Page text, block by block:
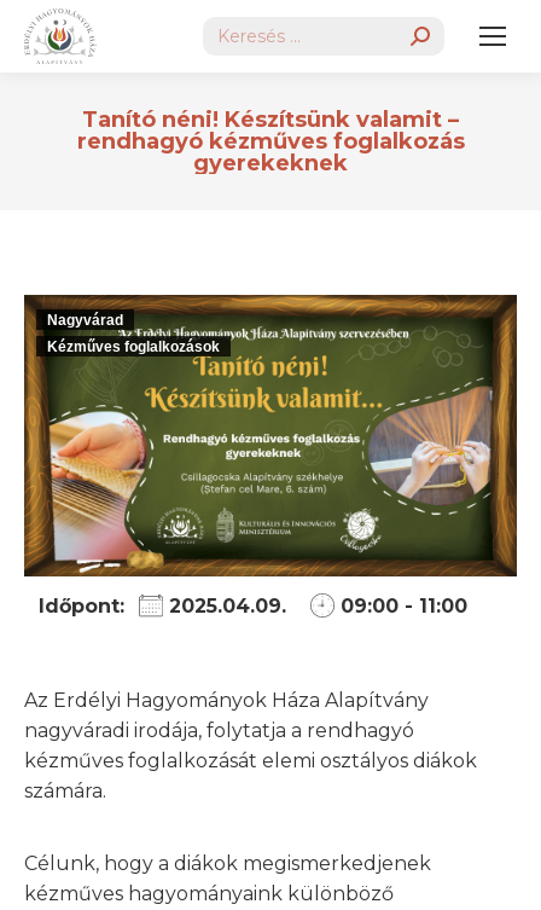
Search:
Tanító néni! Készítsünk valamit –
rendhagyó kézműves foglalkozás
gyerekeknek
Nagyvárad
Kézműves foglalkozások
Időpont: 2025.04.09. 09:00 - 11:00
Az Erdélyi Hagyományok Háza Alapítvány
nagyváradi irodája, folytatja a rendhagyó
kézműves foglalkozását elemi osztályos diákok
számára.
Célunk, hogy a diákok megismerkedjenek
kézműves hagyományaink különböző